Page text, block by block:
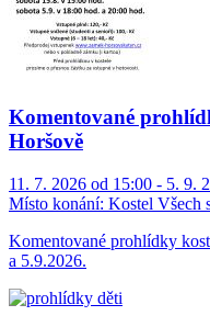
Komentované
Horšově
11. 7. 2026 od 15:00 - 5. 9.
Místo konání: Kostel Všech
Komentované prohlídky
a 5.9.2026.